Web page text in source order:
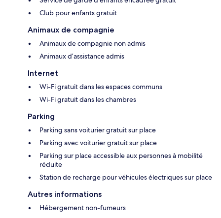
Club pour enfants gratuit
Animaux de compagnie
Animaux de compagnie non admis
Animaux d’assistance admis
Internet
Wi-Fi gratuit dans les espaces communs
Wi-Fi gratuit dans les chambres
Parking
Parking sans voiturier gratuit sur place
Parking avec voiturier gratuit sur place
Parking sur place accessible aux personnes à mobilité
réduite
Station de recharge pour véhicules électriques sur place
Autres informations
Hébergement non-fumeurs